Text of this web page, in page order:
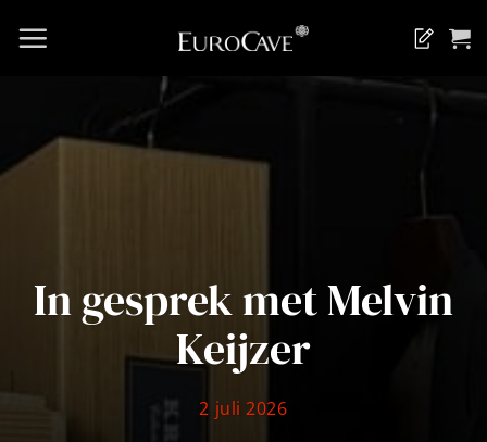
naar
Blog
In gesprek met Melvin
Keijzer